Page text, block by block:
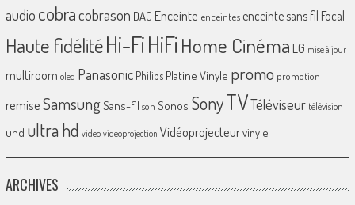
audio cobracobrason DAC Enceinte enceintes enceinte sans fil Focal
Haute fidélitéHi-FiHiFiHome Cinéma LG mise à jour
multiroom oled Panasonic Philips Platine Vinyle promo promotion
remiseSamsungSans-fil son Sonos SonyTVTéléviseur télévision
uhd ultra hd video videoprojection Vidéoprojecteurvinyle
ARCHIVES